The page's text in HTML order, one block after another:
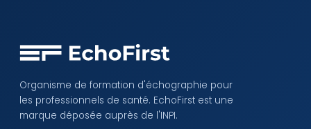
Organisme de formation d'échographie pour
les professionnels de santé. EchoFirst est une
marque déposée auprès de l'INPI.